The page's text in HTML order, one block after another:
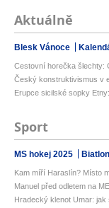
Aktuálně
Blesk Vánoce
Cestovní horečka šlechty:
Český konstruktivismus v
Erupce sicilské sopky
Sport
MS hokej 2025 Biatlon
Kam míří Haraslín? Místo
Manuel před odletem na
Hradecký klenot Umar: jak